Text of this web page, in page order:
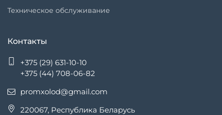
Техническое обслуживание
Контакты
+375 (29) 631-10-10
+375 (44) 708-06-82
promxolod@gmail.com
220067, Республика Беларусь